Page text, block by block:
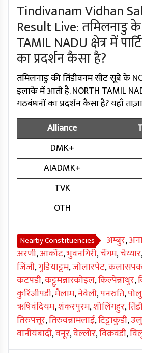
Tindivanam Vidhan
Result Live: तमिलनाडु
TAMIL NADU क्षेत्र में
का प्रदर्शन कैसा है?
तमिलनाडु की तिंडीवनम सीट सूबे के
इलाके में आती है. NORTH TAMIL
गठबंधनों का प्रदर्शन कैसा है? यहाँ
Alliance
DMK+
AIADMK+
TVK
OTH
Nearby Constituencies अम्बुर,
अरणी,आर्कोट,भुवनगिरी,चेंगम,चेय्यार
जिंजी,गुडियाट्टम,जोलारपेट,
कटपडी,कट्टुमन्नारकोइल,किल्पेन्नाथुर,
कुरिंजीपडी,मैलाम,नेवेली,पनरुति,
ऋषिवंदियम,शंकरपुरम,शोलिंगहुर,
तिरुपत्तूर,तिरुवन्नामलाई,टिट्टाकुडी,
वानीयंबादी,वनूर,वेल्लोर,विक्रवंडी,